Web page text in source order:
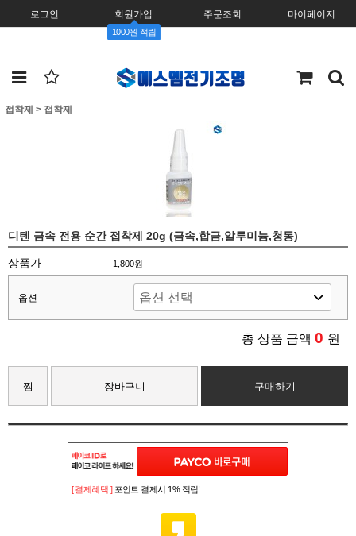
로그인 회원가입
1000원 적립
주문조회 마이페이지
접착제 > 접착제
디텐 금속 전용 순간 접착제 20g (금속,합금,알루미늄,청동)
상품가 1,800원
옵션
총 상품 금액 0 원
찜 장바구니 구매하기
[ 결제혜택 ] 포인트 결제시 1% 적립!